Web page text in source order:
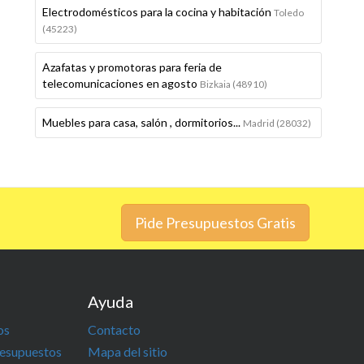
Electrodomésticos para la cocina y habitación Toledo
(45223)
Azafatas y promotoras para feria de
telecomunicaciones en agosto Bizkaia (48910)
Muebles para casa, salón , dormitorios... Madrid (28032)
Pide Presupuestos Gratis
Ayuda
Contacto
Mapa del sitio